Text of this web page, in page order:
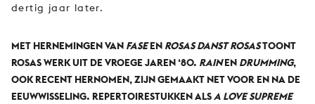
dertig jaar later.
MET HERNEMINGEN VAN FASEEN ROSAS DANST ROSASTOONT
ROSAS WERK UIT DE VROEGE JAREN ‘80. RAINEN DRUMMING,
OOK RECENT HERNOMEN, ZIJN GEMAAKT NET VOOR EN NA DE
EEUWWISSELING. REPERTOIRESTUKKEN ALSA LOVE SUPREME